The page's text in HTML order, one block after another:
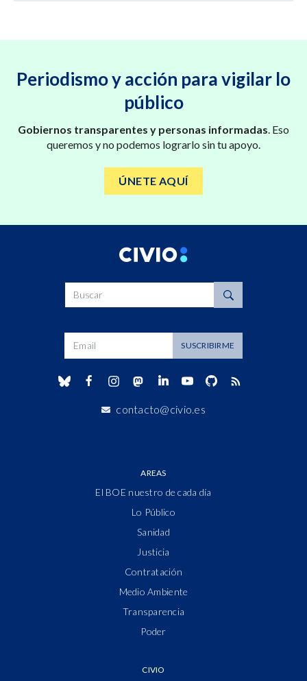
Periodismo y acción para vigilar lo
público
Gobiernos transparentes y personas informadas. Eso
queremos y no podemos lograrlo sin tu apoyo.
ÚNETE AQUÍ
Buscar
Dirección de correo SUSCRIBIRME
contacto@civio.es
AREAS
El BOE nuestro de cada día
Lo Público
Sanidad
Justicia
Contratación
Medio Ambiente
Transparencia
Poder
CIVIO